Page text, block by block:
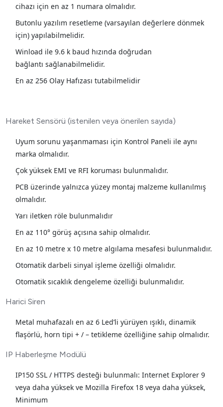
cihazı için en az 1 numara olmalıdır.
Butonlu yazılım resetleme (varsayılan değerlere dönmek
için) yapılabilmelidir.
Winload ile 9.6 k baud hızında doğrudan
bağlantı sağlanabilmelidir.
En az 256 Olay Hafızası tutabilmelidir
Hareket Sensörü (istenilen veya önerilen sayıda)
Uyum sorunu yaşanmaması için Kontrol Paneli ile aynı
marka olmalıdır.
Çok yüksek EMI ve RFI koruması bulunmalıdır.
PCB üzerinde yalnızca yüzey montaj malzeme kullanılmış
olmalıdır.
Yarı iletken röle bulunmalıdır
En az 110° görüş açısına sahip olmalıdır.
En az 10 metre x 10 metre algılama mesafesi bulunmalıdır.
Otomatik darbeli sinyal işleme özelliği olmalıdır.
Otomatik sıcaklık dengeleme özelliği bulunmalıdır.
Harici Siren
Metal muhafazalı en az 6 Led’li yürüyen ışıklı, dinamik
flaşörlü, horn tipi + / – tetikleme özelliğine sahip olmalıdır.
IP Haberleşme Modülü
IP150 SSL / HTTPS desteği bulunmalı: Internet Explorer 9
veya daha yüksek ve Mozilla Firefox 18 veya daha yüksek,
Minimum